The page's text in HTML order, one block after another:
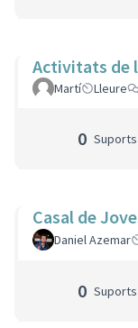
Activitats de
Martí Lleure
0 Suports
Casal de
Daniel Azemar
0 Suports